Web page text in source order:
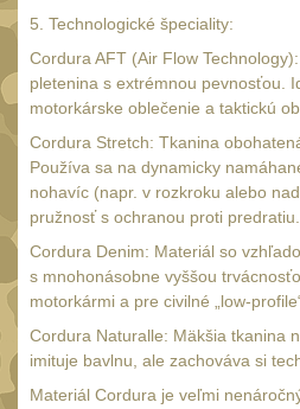
14500 / AA / AAA4
16340 a CR123 1
Držiaky a
Náhradné diely 7
OBLEČENIE(297)
Nosiče plátů a vesty
Prilby 4
Opasky
Chrániče 10
5. Technologické špeciality:
Cordura AFT (Air Flow
pletenina s extrémnou pevnosťou.
motorkárske oblečenie a taktickú
Cordura Stretch: Tkanina
Používa sa na dynamicky
nohavíc (napr. v rozkroku alebo
pružnosť s ochranou proti predratiu.
Cordura Denim: Materiál so
s mnohonásobne vyššou
motorkármi a pre civilné „low-
Cordura Naturalle: Mäkšia tkanina
imituje bavlnu, ale zachováva si
Materiál Cordura je veľmi